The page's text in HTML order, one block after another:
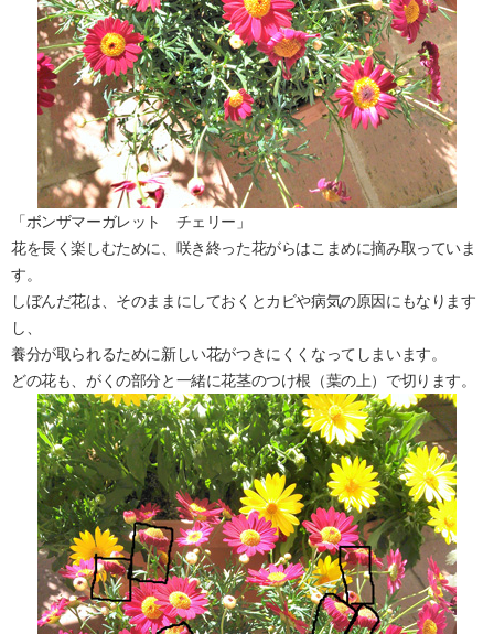
「ボンザマーガレット チェリー」
花を長く楽しむために、咲き終った花がらはこまめに摘み取っていま
す。
しぼんだ花は、そのままにしておくとカビや病気の原因にもなります
し、
養分が取られるために新しい花がつきにくくなってしまいます。
どの花も、がくの部分と一緒に花茎のつけ根（葉の上）で切ります。